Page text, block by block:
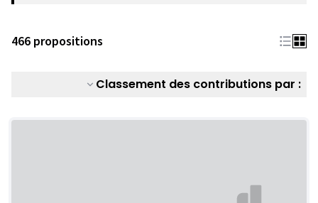
466 propositions
Classement des contributions par :